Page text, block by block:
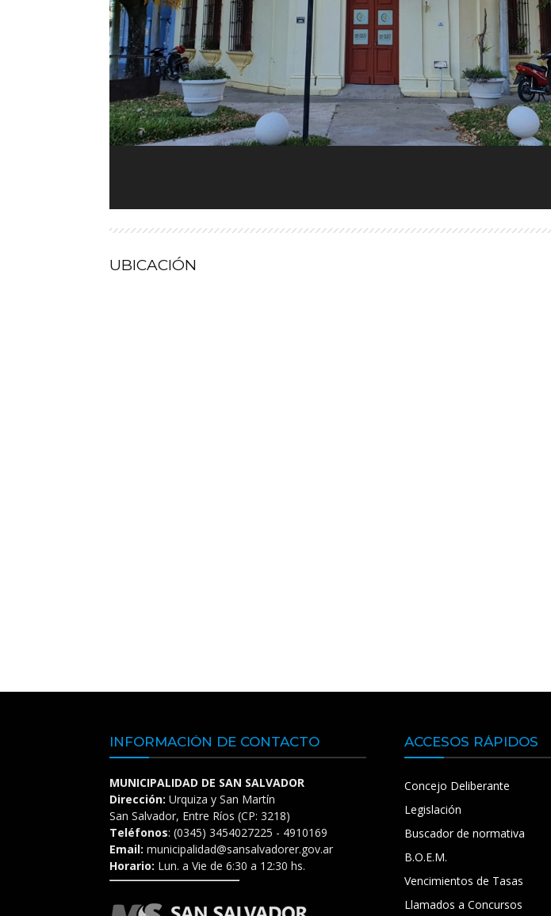
UBICACIÓN
INFORMACIÓN DE CONTACTO
MUNICIPALIDAD DE SAN SALVADOR
Dirección: Urquiza y San Martín
San Salvador, Entre Ríos (CP: 3218)
Teléfonos: (0345) 3454027225 - 4910169
Email: municipalidad@sansalvadorer.gov.ar
Horario: Lun. a Vie de 6:30 a 12:30 hs.
ACCESOS RÁPIDOS
Concejo Deliberante
Legislación
Buscador de normativa
B.O.E.M.
Vencimientos de Tasas
Llamados a Concursos